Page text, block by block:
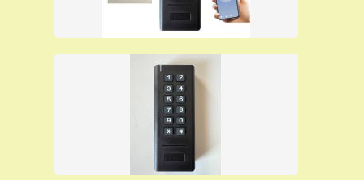
- lettore di tessere o portachiavi RFID
- WI-FI integrato
- fornito con 60 ciondoli portachiavi già programmati
- tastiera per inserimento pin
- registra fino a 2.000 utenti
- dimensioni: mm. 128x82x19
- Tensione di alimentazione: 220V tramite alimentatore
DC12V (alimentatore compreso nella fornitura)
- Temperatura di funzionamento: da 0° a 45° C.
- APP per gestione da smartphone